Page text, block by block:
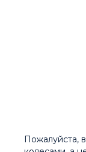
Пожалуйста,